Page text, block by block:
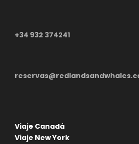
+34 932 374241
Viaje Canadá
Viaje New York